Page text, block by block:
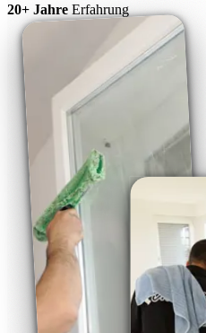
20+ Jahre Erfahrung